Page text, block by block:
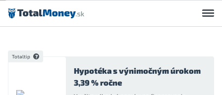
Preskočiť na obsah
Totaltip
Hypotéka s výnimočným úrokom
3,39 % ročne